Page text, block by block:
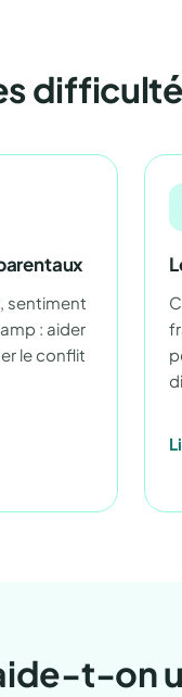
sentiment
: aider
le conflit
t-on